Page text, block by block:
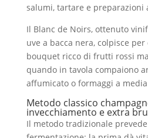
salumi, tartare e preparazioni
Il Blanc de Noirs, ottenuto
uve a bacca nera, colpisce
bouquet ricco di frutti rossi
quando in tavola compaiono
affumicato o formaggi a
Metodo classico
invecchiamento e extra
Il metodo tradizionale